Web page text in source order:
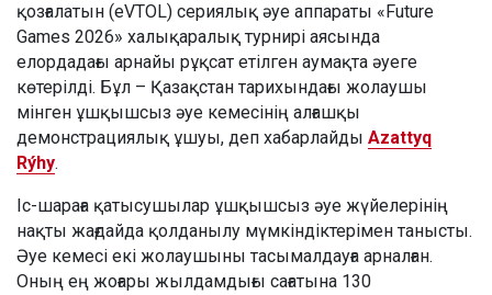
қозғалатын (eVTOL) сериялық әуе аппараты «Future
Games 2026» халықаралық турнирі аясында
елордадағы арнайы рұқсат етілген аумақта әуеге
көтерілді. Бұл – Қазақстан тарихындағы жолаушы
мінген ұшқышсыз әуе кемесінің алғашқы
демонстрациялық ұшуы, деп хабарлайды Azattyq
Rýhy.
Іс-шараға қатысушылар ұшқышсыз әуе жүйелерінің
нақты жағдайда қолданылу мүмкіндіктерімен танысты.
Әуе кемесі екі жолаушыны тасымалдауға арналған.
Оның ең жоғары жылдамдығы сағатына 130